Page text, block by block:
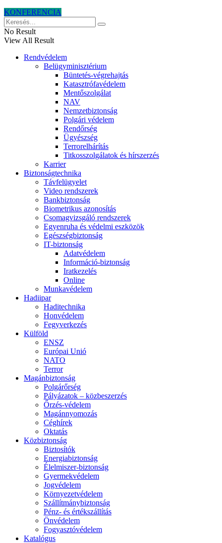
KONFERENCIA
No Result
View All Result
Rendvédelem
Belügyminisztérium
Büntetés-végrehajtás
Katasztrófavédelem
Mentőszolgálat
NAV
Nemzetbiztonság
Polgári védelem
Rendőrség
Ügyészség
Terrorelhárítás
Titkosszolgálatok és hírszerzés
Karrier
Biztonságtechnika
Távfelügyelet
Video rendszerek
Bankbiztonság
Biometrikus azonosítás
Csomagvizsgáló rendszerek
Egyenruha és védelmi eszközök
Egészségbiztonság
IT-biztonság
Adatvédelem
Információ-biztonság
Iratkezelés
Online
Munkavédelem
Hadiipar
Haditechnika
Honvédelem
Fegyverkezés
Külföld
ENSZ
Európai Unió
NATO
Terror
Magánbiztonság
Polgárőrség
Pályázatok – közbeszerzés
Őrzés-védelem
Magánnyomozás
Céghírek
Oktatás
Közbiztonság
Biztosítók
Energiabiztonság
Élelmiszer-biztonság
Gyermekvédelem
Jogvédelem
Környezetvédelem
Szállítmánybiztonság
Pénz- és értékszállítás
Önvédelem
Fogyasztóvédelem
Katalógus